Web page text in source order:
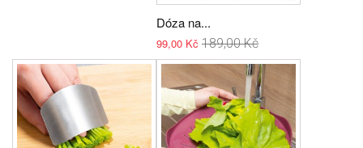
Dóza na...
99,00 Kč 189,00 Kč